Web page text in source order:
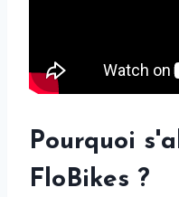
Pourquoi
FloBikes ?